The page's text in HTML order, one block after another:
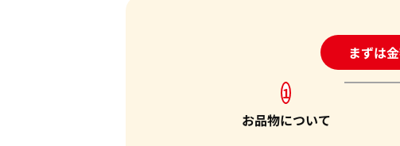
まずは
24時間受
1
お品物について